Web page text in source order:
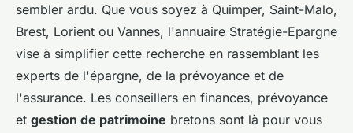
sembler ardu. Que vous soyez à Quimper, Saint-Malo,
Brest, Lorient ou Vannes, l'annuaire Stratégie-Epargne
vise à simplifier cette recherche en rassemblant les
experts de l'épargne, de la prévoyance et de
l'assurance. Les conseillers en finances, prévoyance
et gestion de patrimoine bretons sont là pour vous